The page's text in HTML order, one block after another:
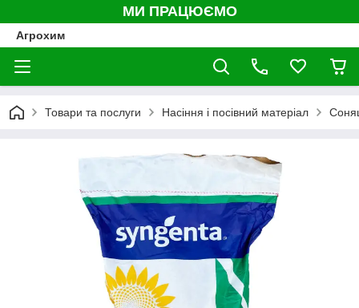
МИ ПРАЦЮЄМО
Агрохим
Товари та послуги Насіння і посівний матеріал